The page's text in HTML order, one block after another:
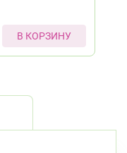
В КОРЗИНУ